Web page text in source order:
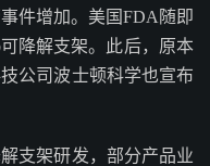
件增加。美国FDA随即
降解支架。此后，原本
公司波士顿科学也宣布
支架研发，部分产品业